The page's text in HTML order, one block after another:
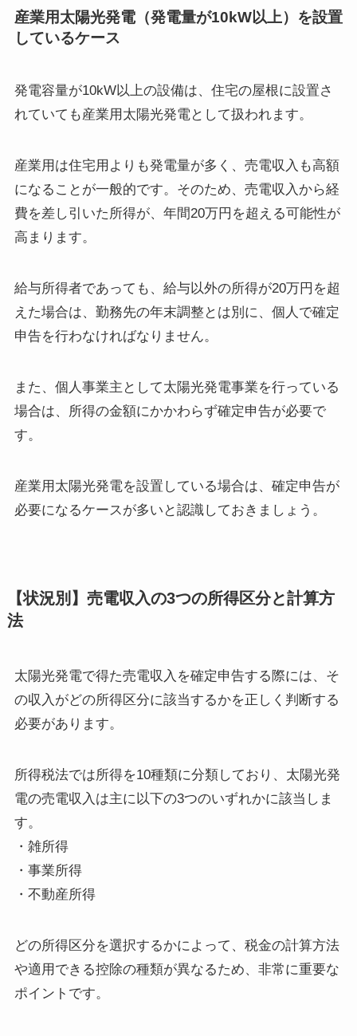
産業用太陽光発電（発電量が10kW以上）を設置
しているケース
発電容量が10kW以上の設備は、住宅の屋根に設置さ
れていても産業用太陽光発電として扱われます。
産業用は住宅用よりも発電量が多く、売電収入も高額
になることが一般的です。そのため、売電収入から経
費を差し引いた所得が、年間20万円を超える可能性が
高まります。
給与所得者であっても、給与以外の所得が20万円を超
えた場合は、勤務先の年末調整とは別に、個人で確定
申告を行わなければなりません。
また、個人事業主として太陽光発電事業を行っている
場合は、所得の金額にかかわらず確定申告が必要で
す。
産業用太陽光発電を設置している場合は、確定申告が
必要になるケースが多いと認識しておきましょう。
【状況別】売電収入の3つの所得区分と計算方
法
太陽光発電で得た売電収入を確定申告する際には、そ
の収入がどの所得区分に該当するかを正しく判断する
必要があります。
所得税法では所得を10種類に分類しており、太陽光発
電の売電収入は主に以下の3つのいずれかに該当しま
す。
・雑所得
・事業所得
・不動産所得
どの所得区分を選択するかによって、税金の計算方法
や適用できる控除の種類が異なるため、非常に重要な
ポイントです。